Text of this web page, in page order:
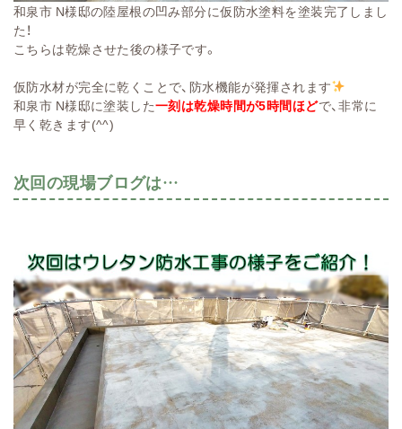
和泉市 N様邸の陸屋根の凹み部分に仮防水塗料を塗装完了しまし
た！
こちらは乾燥させた後の様子です。
仮防水材が完全に乾くことで、防水機能が発揮されます
和泉市 N様邸に塗装した一刻は乾燥時間が5時間ほどで、非常に
早く乾きます(^^)
次回の現場ブログは…